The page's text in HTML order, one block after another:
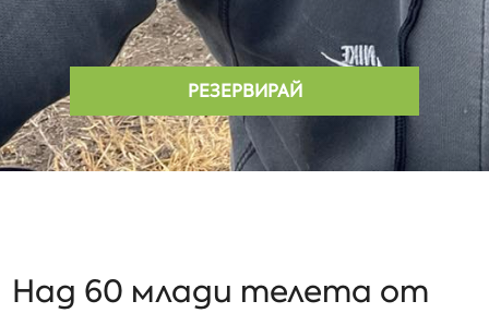
РЕЗЕРВИРАЙ
Над 60 млади телета от